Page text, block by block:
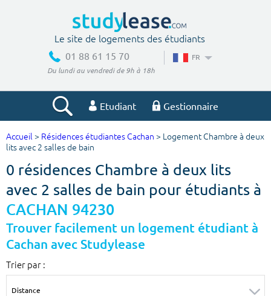
Le site de logements des étudiants
01 88 61 15 70
Du lundi au vendredi de 9h à 18h
FR
Etudiant Gestionnaire
Votre recherche
Ville, école
Budget min
€
Budget max
Accueil > Résidences étudiantes Cachan > Logement Chambre à deux
lits avec 2 salles de bain
0 résidences Chambre à deux lits
avec 2 salles de bain pour étudiants à
CACHAN 94230
Trouver facilement un logement étudiant à
Cachan avec Studylease
Trier par :